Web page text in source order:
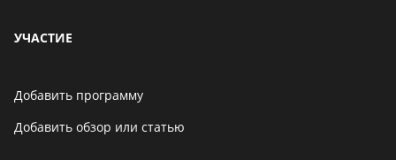
УЧАСТИЕ
Добавить программу
Добавить обзор или статью